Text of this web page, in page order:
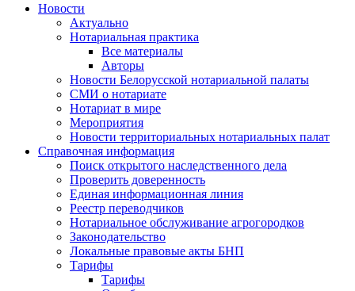
Новости
Актуально
Нотариальная практика
Все материалы
Авторы
Новости Белорусской нотариальной палаты
СМИ о нотариате
Нотариат в мире
Мероприятия
Новости территориальных нотариальных палат
Справочная информация
Поиск открытого наследственного дела
Проверить доверенность
Единая информационная линия
Реестр переводчиков
Нотариальное обслуживание агрогородков
Законодательство
Локальные правовые акты БНП
Тарифы
Тарифы